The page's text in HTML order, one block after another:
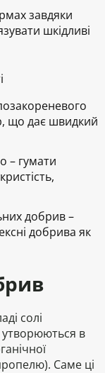
завдяки
шкідливі
що дає швидкий
– гумати
добрив–
добрива як
солі
утворюються в
Саме ці